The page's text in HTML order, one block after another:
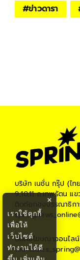
#ข่าวดารา
บริษัท เนชั่น กรุ๊ป (ไ
9,10,11 ถ.เทพรัตน แ
ติดต่อกองบรรณาธิก
ติดต่อโฆษณาออนไลน์
×
เราใช้คุกกี้
เพื่อให้
เว็บไซต์
ทำงานได้ดี